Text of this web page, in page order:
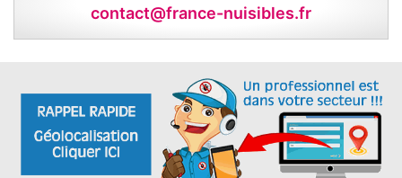
contact@france-nuisibles.fr